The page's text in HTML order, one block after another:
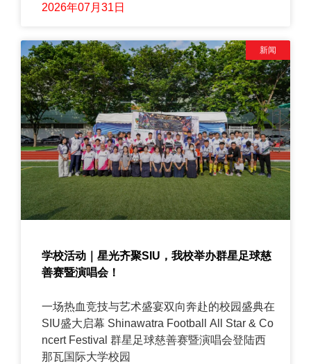
业素养。毕业生可胜任各类教育相关岗位，实现
育发展水平长期位居东南亚前列，智慧教育实践
成熟，在泰国攻读本专业拥有地域教研优势。
2026年07月31日
新闻
学校活动｜星光齐聚SIU，我校举办群星足球慈
善赛暨演唱会！
一场热血竞技与艺术盛宴双向奔赴的校园盛典在
SIU盛大启幕 Shinawatra Football All Star & Co
ncert Festival 群星足球慈善赛暨演唱会登陆西
那瓦国际大学校园